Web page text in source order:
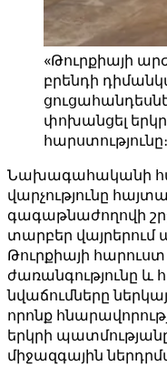
«Թուրքիայի
բրենդի
փոխանցել
Նախագահականի
վարչությունը
գագաթնաժողովի
տարբեր վայրերում
Թուրքիայի
ժառանգությունը
նվաճումները
որոնք
երկրի
միջազգային